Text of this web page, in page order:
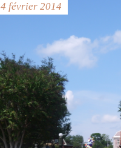
4 février 2014